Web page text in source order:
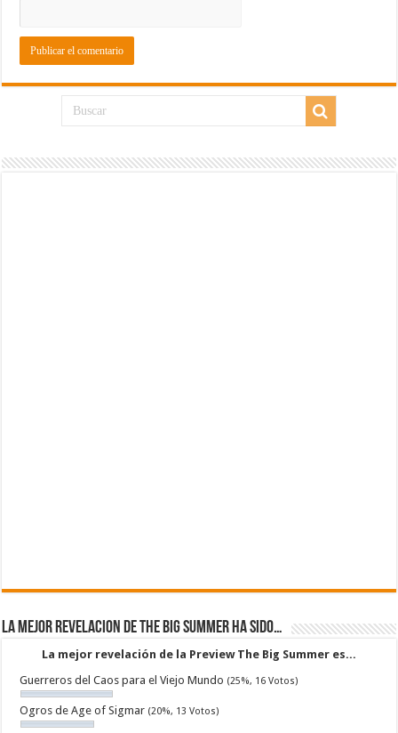
La mejor revelacion de The Big Summer ha sido…
La mejor revelación de la Preview The Big Summer es...
Guerreros del Caos para el Viejo Mundo (25%, 16 Votos)
Ogros de Age of Sigmar (20%, 13 Votos)